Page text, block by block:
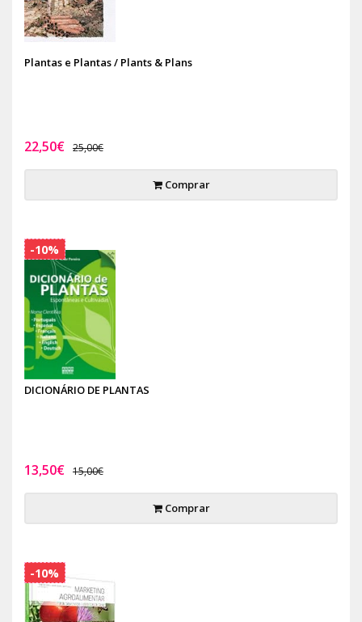
Plantas e Plantas / Plants & Plans
22,50€ 25,00€
Comprar
DICIONÁRIO DE PLANTAS
13,50€ 15,00€
Comprar
-10%
-10%